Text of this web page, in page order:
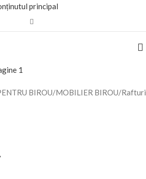
principal
BIROU/MOBILIER BIROU/Rafturi